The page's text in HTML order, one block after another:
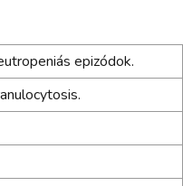
epizódok.